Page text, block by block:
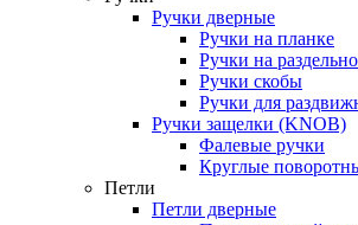
Ручки дверные
Ручки на планке
Ручки на
Ручки скобы
Ручки для
Ручки защелки (KNOB)
Фалевые ручки
Круглые
Петли
Петли дверные